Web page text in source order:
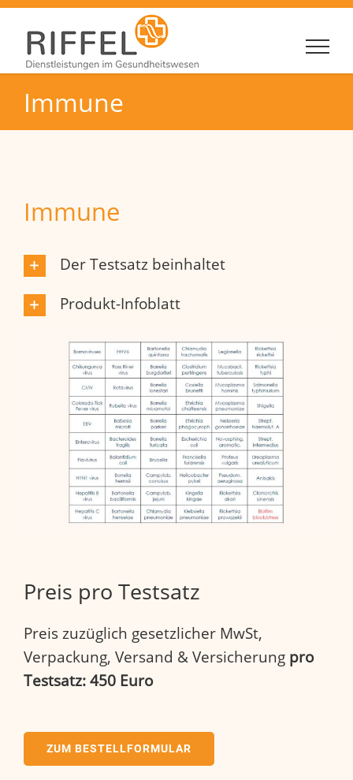
Zum
Inhalt
springen
Immune
Immune
Der Testsatz beinhaltet
Produkt-Infoblatt
Preis pro Testsatz
Preis zuzüglich gesetzlicher MwSt,
Verpackung, Versand & Versicherung pro
Testsatz:450 Euro
ZUM BESTELLFORMULAR